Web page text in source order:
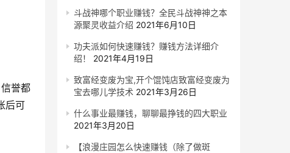
誉都
后可
斗战神哪个职业赚钱？全民斗战神神之本
源聚灵收益介绍 2021年6月10日
功夫派如何快速赚钱？赚钱方法详细介
绍！
2021年4月19日
致富经变废为宝,开个馄饨店致富经变废为
宝去哪儿学技术 2021年3月26日
什么事业最赚钱，聊聊最挣钱的四大职业
2021年3月20日
【浪漫庄园怎么快速赚钱（除了做斑